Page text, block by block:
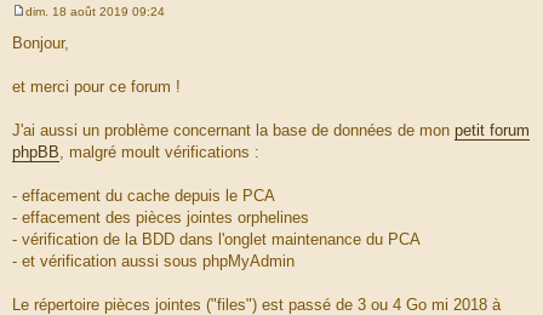
s
g
dim. 18 août 2019 09:24
Bonjour,
et merci pour ce forum !
J'ai aussi un problème concernant la base de données de mon petit forum
phpBB , malgré moult vérifications :
- effacement du cache depuis le PCA
- effacement des pièces jointes orphelines
- vérification de la BDD dans l'onglet maintenance du PCA
- et vérification aussi sous phpMyAdmin
Le répertoire pièces jointes ("files") est passé de 3 ou 4 Go mi 2018 à